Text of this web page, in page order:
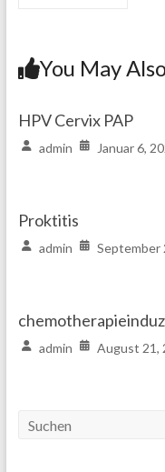
You May
HPV Cervix PAP
admin Januar 6,
Proktitis
admin September
admin August 21,